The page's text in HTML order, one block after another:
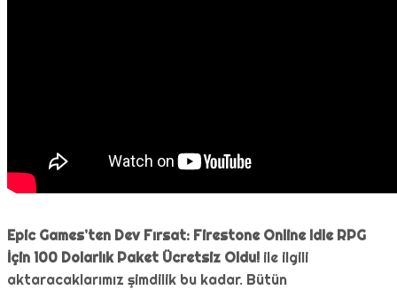
Epic Games’ten Dev Fırsat: Firestone Online Idle RPG
İçin 100 Dolarlık Paket Ücretsiz Oldu! ile ilgili
aktaracaklarımız şimdilik bu kadar. Bütün